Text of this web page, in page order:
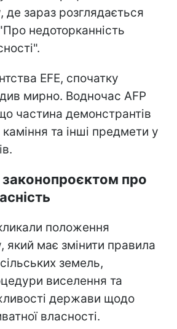
де зараз розглядається
недоторканність
EFE, спочатку
мирно. Водночас AFP
частина демонстрантів
та інші предмети у
законопроєктом про
положення
який має змінити правила
земель,
виселення та
держави щодо
власності.